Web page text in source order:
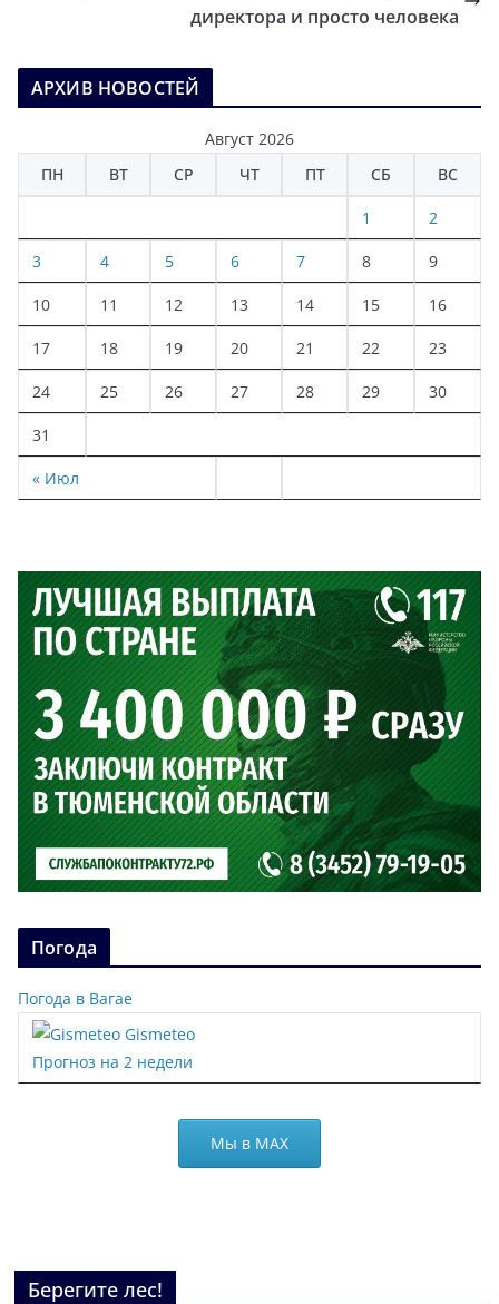
директора и просто человека
АРХИВ НОВОСТЕЙ
Август 2026
ПН
ВТ СР ЧТ ПТ СБ ВС
« Июл
1 2
3 4 5 6 7 8 9
10 11 12 13 14 15 16
17 18 19 20 21 22 23
24 25 26 27 28 29 30
31
Погода
Погода в Вагае
Gismeteo
Прогноз на 2 недели
Мы в МАХ
Берегите лес!